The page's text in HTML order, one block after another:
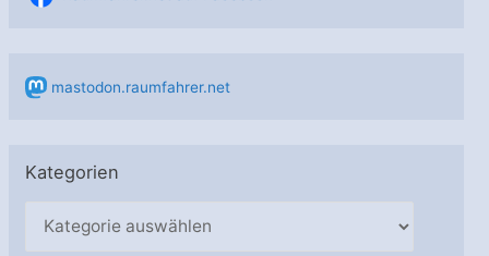
mastodon.raumfahrer.net
Kategorien